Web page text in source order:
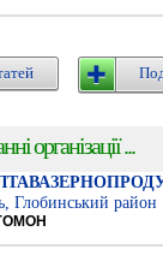
організації ...
Глобинський район